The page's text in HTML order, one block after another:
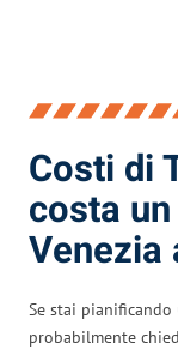
Costi di
costa
Venezia
Se stai
probabilmente